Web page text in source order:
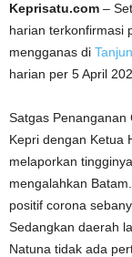
Keprisatu.com –
harian terkonfirmasi
mengganas di
harian per 5 April
Satgas Penanganan
Kepri dengan Ketua
melaporkan
mengalahkan
positif corona
Sedangkan daerah
Natuna tidak ada